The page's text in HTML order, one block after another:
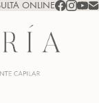
ONLINE